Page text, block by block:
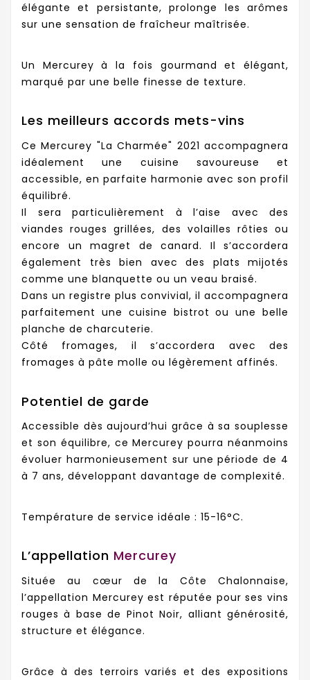
élégante et persistante, prolonge les arômes
sur une sensation de fraîcheur maîtrisée.
Un Mercurey à la fois gourmand et élégant,
marqué par une belle finesse de texture.
Les meilleurs accords mets-vins
Ce Mercurey "La Charmée" 2021 accompagnera
idéalement une cuisine savoureuse et
accessible, en parfaite harmonie avec son profil
équilibré.
Il sera particulièrement à l’aise avec des
viandes rouges grillées, des volailles rôties ou
encore un magret de canard. Il s’accordera
également très bien avec des plats mijotés
comme une blanquette ou un veau braisé.
Dans un registre plus convivial, il accompagnera
parfaitement une cuisine bistrot ou une belle
planche de charcuterie.
Côté fromages, il s’accordera avec des
fromages à pâte molle ou légèrement affinés.
Potentiel de garde
Accessible dès aujourd’hui grâce à sa souplesse
et son équilibre, ce Mercurey pourra néanmoins
évoluer harmonieusement sur une période de 4
à 7 ans, développant davantage de complexité.
Température de service idéale : 15-16°C.
L’appellation Mercurey
Située au cœur de la Côte Chalonnaise,
l’appellation Mercurey est réputée pour ses vins
rouges à base de Pinot Noir, alliant générosité,
structure et élégance.
Grâce à des terroirs variés et des expositions